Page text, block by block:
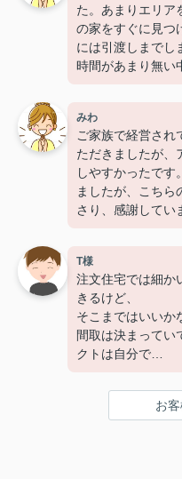
た。あまりエリア
の家をすぐに見つ
には引渡しまでし
時間があまり無い
みわ
ご家族で経営され
ただきましたが、
しやすかったです
ましたが、こちら
さり、感謝してい
T様
注文住宅では細か
きるけど、
そこまではいいか
間取は決まってい
クトは自分で
お